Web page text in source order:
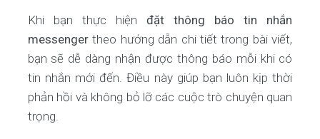
Khi bạn thực hiện đặt thông báo tin nhắn
messengertheo hướng dẫn chi tiết trong bài viết,
bạn sẽ dễ dàng nhận được thông báo mỗi khi có
tin nhắn mới đến. Điều này giúp bạn luôn kịp thời
phản hồi và không bỏ lỡ các cuộc trò chuyện quan
trọng.